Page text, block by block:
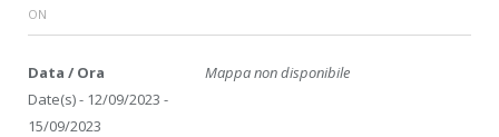
ON
Mappa non disponibile
Data / Ora
Date(s) - 12/09/2023 -
15/09/2023